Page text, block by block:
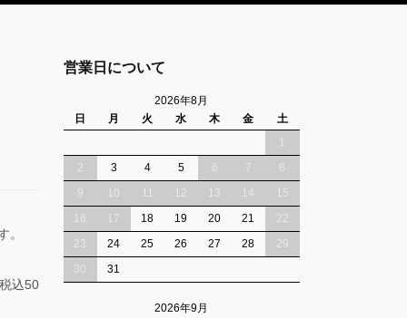
。
込50
営業日について
2026年8月
日
月 火 水 木 金
土
1
2
3 4 5 6 7
8
9
10 11 12 13 14
15
16
17 18 19 20 21
22
23
24 25 26 27 28
29
30
31
2026年9月